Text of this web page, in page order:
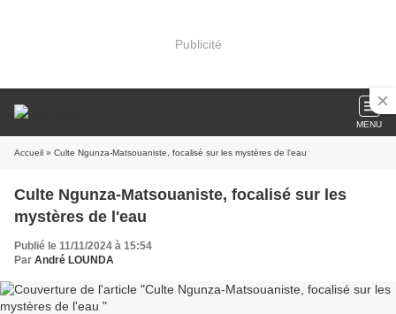
Publicité
MENU
Accueil » Culte Ngunza-Matsouaniste, focalisé sur les mystères de l'eau
Culte Ngunza-Matsouaniste, focalisé sur les
mystères de l'eau
Publié le 11/11/2024 à 15:54
Par André LOUNDA